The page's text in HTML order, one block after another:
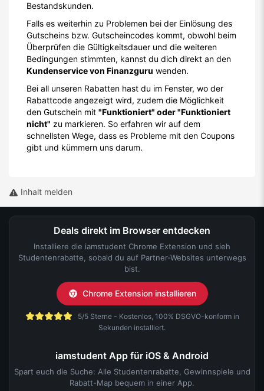
Bestandskunden.
Falls es weiterhin zu Problemen bei der Einlösung des
Gutscheins bzw. Gutscheincodes kommt, obwohl beim
Überprüfen die Gültigkeitsdauer und die weiteren
Bedingungen stimmten, kannst du dich direkt an den
Kundenservice von Finanzguru wenden.
Bei all unseren Rabatten hast du im Fenster, wo der
Rabattcode angezeigt wird, zudem die Möglichkeit
den Gutschein mit "Funktioniert" oder "Funktioniert
nicht" zu markieren. So erfahren wir auf dem
schnellsten Wege, dass es Probleme mit den Coupons
gibt und kümmern uns darum.
Inhalt melden
Deals direkt im Browser entdecken
Installiere die iamstudent Chrome Extension und sieh
Studentenrabatte, sobald du auf Partner-Websites unterwegs
bist.
Chrome Extension installieren
5/5 Sterne - Kostenlos, 100% DSGVO-konform in
Sekunden installiert.
iamstudent App für iOS & Android
Spart euch die Suche: Alle Studentenrabatte, Gewinnspiele und
Rabatt-Map bequem in einer App.